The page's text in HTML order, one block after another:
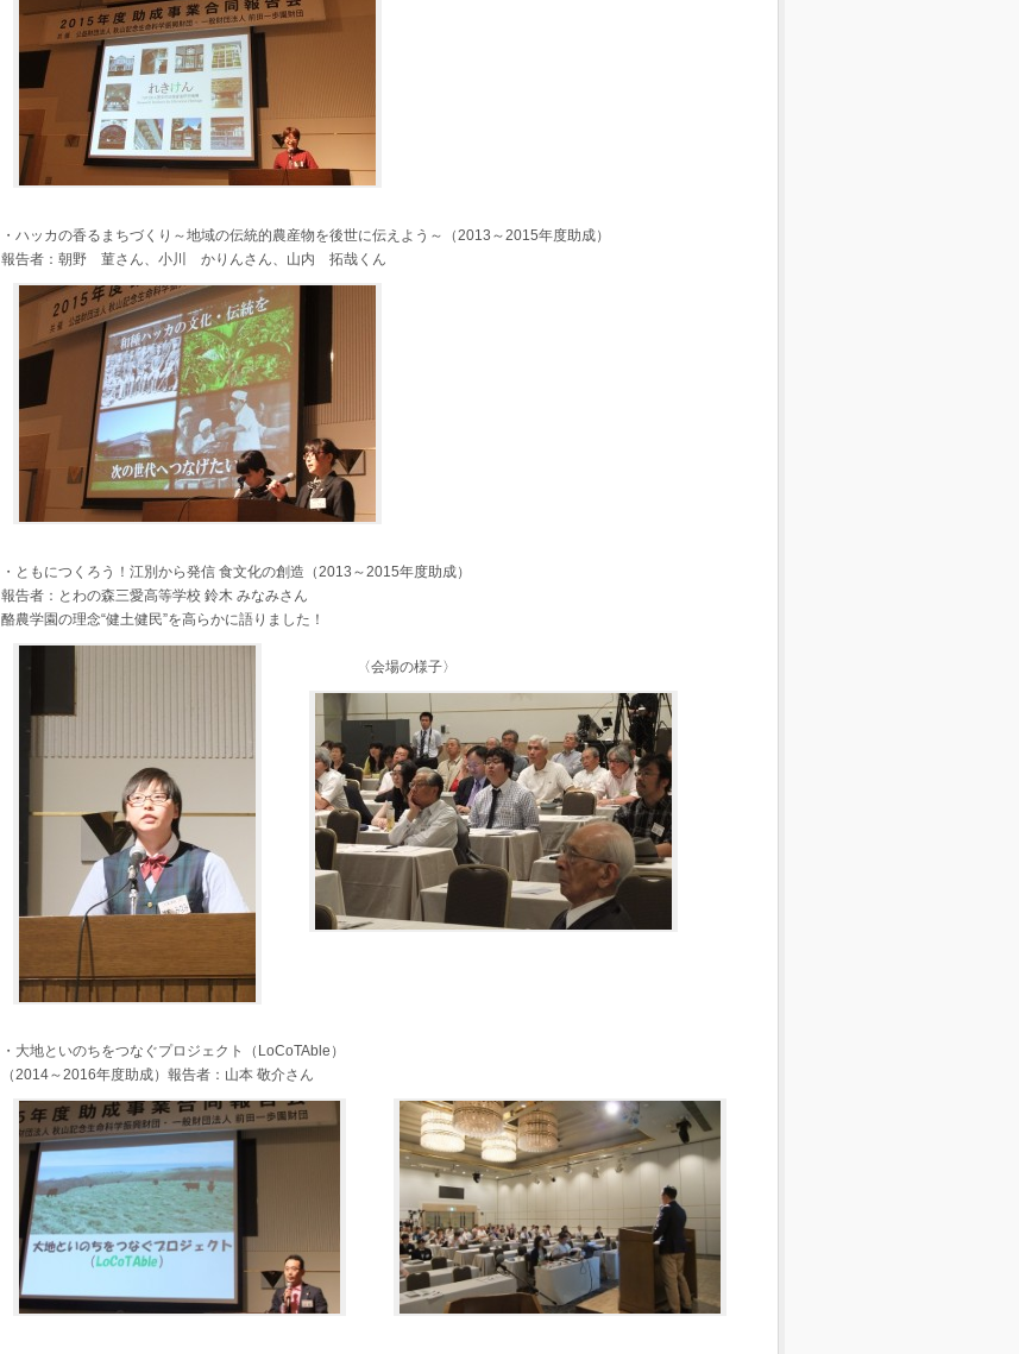
・ハッカの香るまちづくり～地域の伝統的農産物を後世に伝えよう～（2013～2015年度助成）
報告者：朝野 菫さん、小川 かりんさん、山内 拓哉くん
・ともにつくろう！江別から発信 食文化の創造（2013～2015年度助成）
報告者：とわの森三愛高等学校 鈴木 みなみさん
酪農学園の理念“健土健民”を高らかに語りました！
〈会場の様子〉
・大地といのちをつなぐプロジェクト（LoCoTAble）
（2014～2016年度助成）報告者：山本 敬介さん